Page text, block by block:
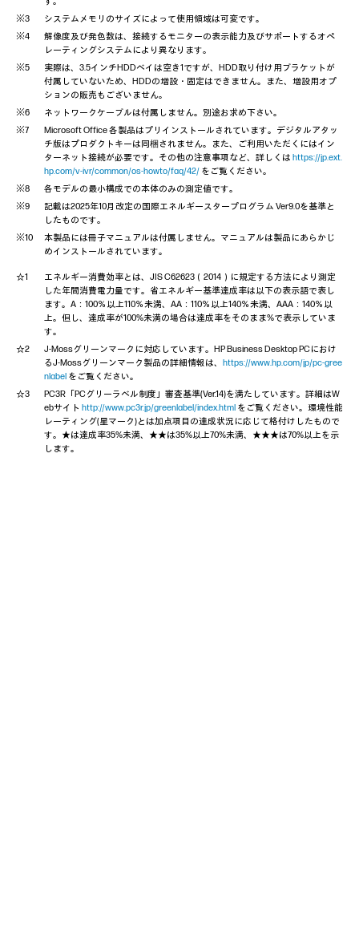
システムメモリのサイズによって使用領域は可変です。
解像度及び発色数は、接続するモニターの表示能力及びサポートするオペ
レーティングシステムにより異なります。
実際は、3.5インチHDDベイは空き1ですが、HDD取り付け用ブラケットが
付属していないため、HDDの増設・固定はできません。また、増設用オプ
ションの販売もございません。
ネットワークケーブルは付属しません。別途お求め下さい。
Microsoft Office 各製品はプリインストールされています。デジタルアタッ
チ版はプロダクトキーは同梱されません。また、ご利用いただくにはイン
ターネット接続が必要です。その他の注意事項など、詳しくは https://jp.ext.
hp.com/v-ivr/common/os-howto/faq/42/ をご覧ください。
各モデルの最小構成での本体のみの測定値です。
記載は2025年10月改定の国際エネルギースタープログラム Ver9.0を基準と
したものです。
本製品には冊子マニュアルは付属しません。マニュアルは製品にあらかじ
めインストールされています。
エネルギー消費効率とは、JIS C62623（2014）に規定する方法により測定
した年間消費電力量です。省エネルギー基準達成率は以下の表示語で表し
ます。A：100％以上110％未満、AA：110％以上140％未満、AAA：140％以
上。但し、達成率が100%未満の場合は達成率をそのまま%で表示していま
す。
J-Mossグリーンマークに対応しています。HP Business Desktop PCにおけ
るJ-Mossグリーンマーク製品の詳細情報は、 https://www.hp.com/jp/pc-gree
nlabel をご覧ください。
PC3R「PCグリーラベル制度」審査基準(Ver.14)を満たしています。詳細はW
ebサイト http://www.pc3r.jp/greenlabel/index.html をご覧ください。環境性能
レーティング(星マーク)とは加点項目の達成状況に応じて格付けしたもので
す。★は達成率35%未満、★★は35%以上70%未満、★★★は70%以上を示
します。